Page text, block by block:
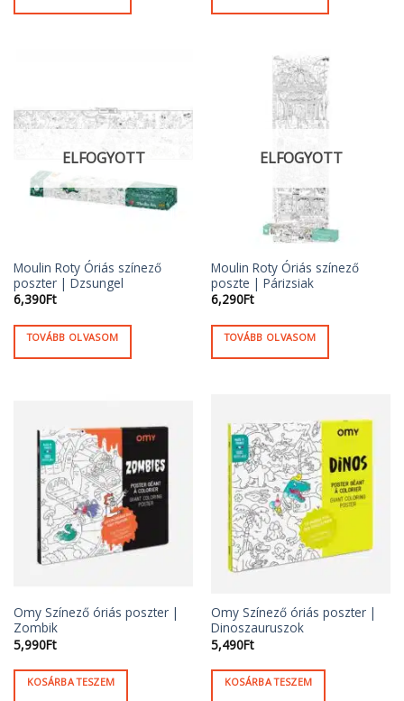
ELFOGYOTT
Moulin Roty Óriás színező
poszter | Dzsungel
6,390Ft
TOVÁBB OLVASOM
ELFOGYOTT
Moulin Roty Óriás színező
poszte | Párizsiak
6,290Ft
TOVÁBB OLVASOM
Omy Színező óriás poszter |
Zombik
5,990Ft
KOSÁRBA TESZEM
Omy Színező óriás poszter |
Dinoszauruszok
5,490Ft
KOSÁRBA TESZEM